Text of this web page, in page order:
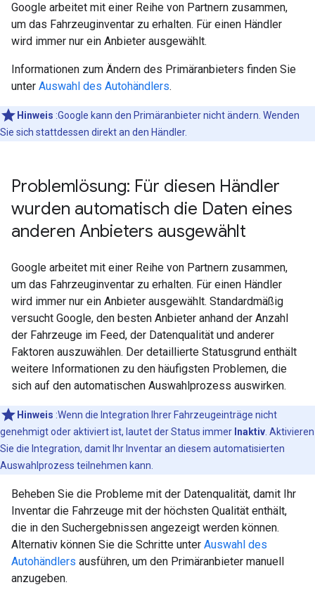
Google arbeitet mit einer Reihe von Partnern zusammen,
um das Fahrzeuginventar zu erhalten. Für einen Händler
wird immer nur ein Anbieter ausgewählt.
Informationen zum Ändern des Primäranbieters finden Sie
unter Auswahl des Autohändlers.
Hinweis :Google kann den Primäranbieter nicht ändern. Wenden
Sie sich stattdessen direkt an den Händler.
Problemlösung: Für diesen Händler
wurden automatisch die Daten eines
anderen Anbieters ausgewählt
Google arbeitet mit einer Reihe von Partnern zusammen,
um das Fahrzeuginventar zu erhalten. Für einen Händler
wird immer nur ein Anbieter ausgewählt. Standardmäßig
versucht Google, den besten Anbieter anhand der Anzahl
der Fahrzeuge im Feed, der Datenqualität und anderer
Faktoren auszuwählen. Der detaillierte Statusgrund enthält
weitere Informationen zu den häufigsten Problemen, die
sich auf den automatischen Auswahlprozess auswirken.
Hinweis :Wenn die Integration Ihrer Fahrzeugeinträge nicht
genehmigt oder aktiviert ist, lautet der Status immer Inaktiv . Aktivieren
Sie die Integration, damit Ihr Inventar an diesem automatisierten
Auswahlprozess teilnehmen kann.
Beheben Sie die Probleme mit der Datenqualität, damit Ihr
Inventar die Fahrzeuge mit der höchsten Qualität enthält,
die in den Suchergebnissen angezeigt werden können.
Alternativ können Sie die Schritte unter Auswahl des
Autohändlers ausführen, um den Primäranbieter manuell
anzugeben.